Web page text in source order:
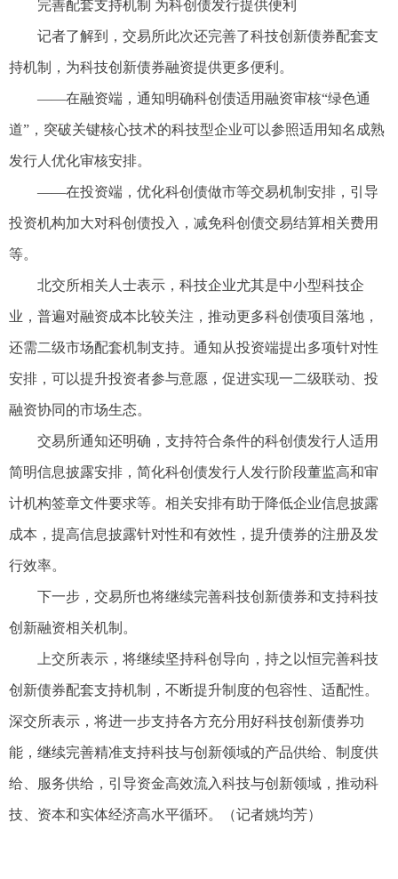
完善配套支持机制 为科创债发行提供便利
记者了解到，交易所此次还完善了科技创新债券配套支
持机制，为科技创新债券融资提供更多便利。
——在融资端，通知明确科创债适用融资审核“绿色通
道”，突破关键核心技术的科技型企业可以参照适用知名成熟
发行人优化审核安排。
——在投资端，优化科创债做市等交易机制安排，引导
投资机构加大对科创债投入，减免科创债交易结算相关费用
等。
北交所相关人士表示，科技企业尤其是中小型科技企
业，普遍对融资成本比较关注，推动更多科创债项目落地，
还需二级市场配套机制支持。通知从投资端提出多项针对性
安排，可以提升投资者参与意愿，促进实现一二级联动、投
融资协同的市场生态。
交易所通知还明确，支持符合条件的科创债发行人适用
简明信息披露安排，简化科创债发行人发行阶段董监高和审
计机构签章文件要求等。相关安排有助于降低企业信息披露
成本，提高信息披露针对性和有效性，提升债券的注册及发
行效率。
下一步，交易所也将继续完善科技创新债券和支持科技
创新融资相关机制。
上交所表示，将继续坚持科创导向，持之以恒完善科技
创新债券配套支持机制，不断提升制度的包容性、适配性。
深交所表示，将进一步支持各方充分用好科技创新债券功
能，继续完善精准支持科技与创新领域的产品供给、制度供
给、服务供给，引导资金高效流入科技与创新领域，推动科
技、资本和实体经济高水平循环。（记者姚均芳）